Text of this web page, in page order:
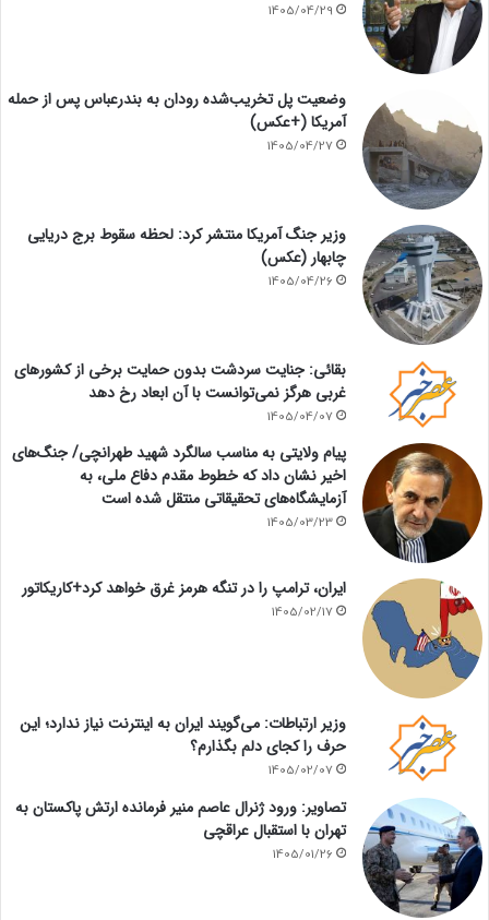
1405/04/29
وضعیت پل تخریب‌شده رودان به بندرعباس پس از حمله
آمریکا (+عکس)
1405/04/27
وزیر جنگ آمریکا منتشر کرد: لحظه سقوط برج دریایی
چابهار (عکس)
1405/04/26
بقائی: جنایت سردشت بدون حمایت برخی از کشورهای
غربی هرگز نمی‌توانست با آن ابعاد رخ دهد
1405/04/07
پیام ولایتی به مناسب سالگرد شهید طهرانچی/ جنگ‌های
اخیر نشان داد که خطوط مقدم دفاع ملی، به
آزمایشگاه‌های تحقیقاتی منتقل شده است
1405/03/23
ایران، ترامپ را در تنگه هرمز غرق خواهد کرد+کاریکاتور
1405/02/17
وزیر ارتباطات: می‌گویند ایران به اینترنت نیاز ندارد؛ این
حرف را کجای دلم بگذارم؟
1405/02/07
تصاویر: ورود ژنرال عاصم منیر فرمانده ارتش پاکستان به
تهران با استقبال عراقچی
1405/01/26